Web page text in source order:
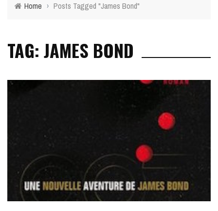
Home › Posts Tagged "James Bond"
TAG: JAMES BOND